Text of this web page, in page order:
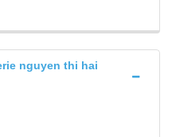
nguyen thi hai